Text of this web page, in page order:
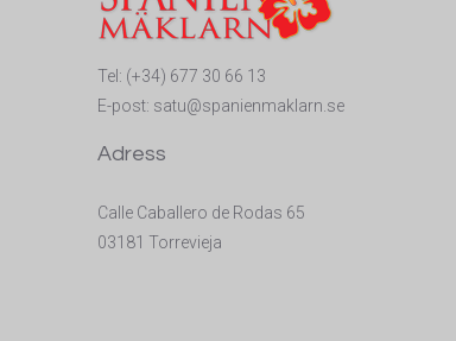
Tel: (+34) 677 30 66 13
E-post: satu@spanienmaklarn.se
Adress
Calle Caballero de Rodas 65
03181 Torrevieja